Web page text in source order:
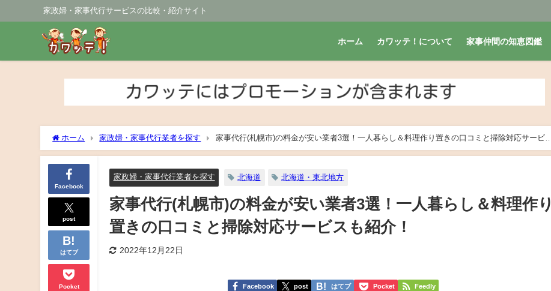
家政婦・家事代行サービスの比較・紹介サイト
ホーム カワッテ！について 家事仲間の知恵図鑑
ホーム 家政婦・家事代行業者を探す
家事代行(札幌市)の料金が安い業者3選！一人暮らし＆料理作り置きの口コミと掃除対応サービス
も紹介！
Facebook
post
はてブ
Pocket
家政婦・家事代行業者を探す 北海道 北海道・東北地方
家事代行(札幌市)の料金が安い業者3選！一人暮らし＆料理作り
置きの口コミと掃除対応サービスも紹介！
2022年12月22日
Facebook post はてブ Pocket Feedly